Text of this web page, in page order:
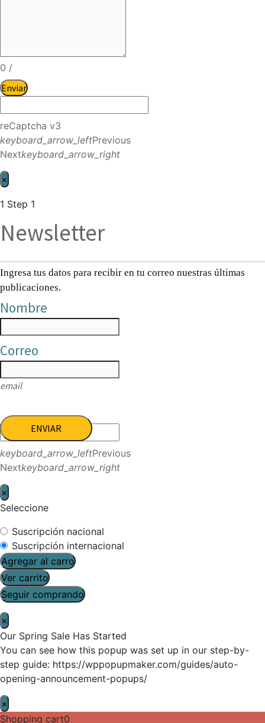
0 /
Enviar
reCaptcha v3
keyboard_arrow_leftPrevious
Nextkeyboard_arrow_right
×
1 Step 1
Newsletter
Ingresa tus datos para recibir en tu correo nuestras últimas
publicaciones.
Nombre
Correo
email
ENVIAR
keyboard_arrow_leftPrevious
Nextkeyboard_arrow_right
×
Seleccione
Suscripción nacional
Suscripción internacional
Agregar al carro
Ver carrito
Seguir comprando
×
Our Spring Sale Has Started
You can see how this popup was set up in our step-by-
step guide: https://wppopupmaker.com/guides/auto-
opening-announcement-popups/
×
Shopping cart0